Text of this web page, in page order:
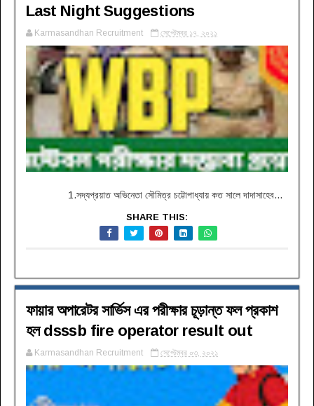
Last Night Suggestions
Karmasandhan Recruitment সেপ্টেম্বর ১৭, ২০২১
1.সদ্যপ্রয়াত অভিনেতা সৌমিত্র চট্টোপাধ্যায় কত সালে দাদাসাহেব...
SHARE THIS:
ফায়ার অপারেটর সার্ভিস এর পরীক্ষার চূড়ান্ত ফল প্রকাশ
হল dsssb fire operator result out
Karmasandhan Recruitment সেপ্টেম্বর ০৩, ২০২১